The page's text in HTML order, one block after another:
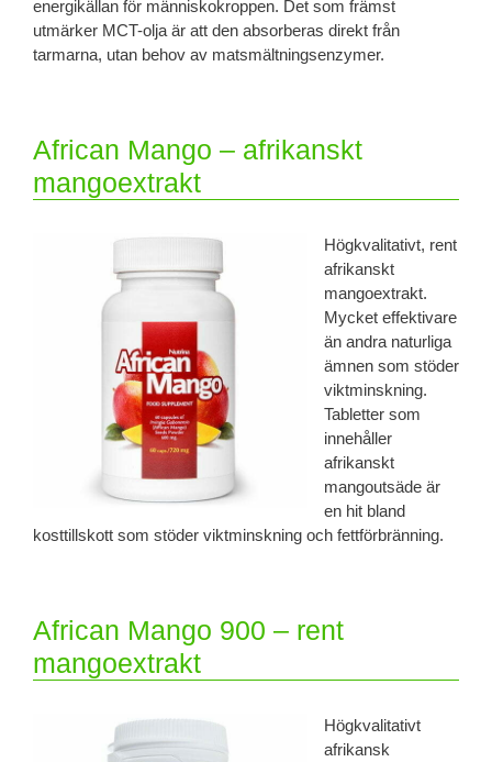
energikällan för människokroppen. Det som främst
utmärker MCT-olja är att den absorberas direkt från
tarmarna, utan behov av matsmältningsenzymer.
African Mango – afrikanskt
mangoextrakt
Högkvalitativt, rent
afrikanskt
mangoextrakt.
Mycket effektivare
än andra naturliga
ämnen som stöder
viktminskning.
Tabletter som
innehåller
afrikanskt
mangoutsäde är
en hit bland
kosttillskott som stöder viktminskning och fettförbränning.
African Mango 900 – rent
mangoextrakt
Högkvalitativt
afrikansk